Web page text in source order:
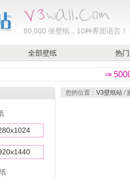
80,000 张壁纸，10种界面语言！
全部壁纸 热
⇒
您的位置： V3壁纸站 /